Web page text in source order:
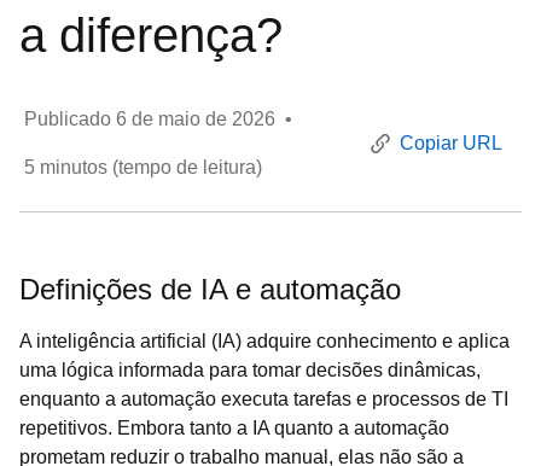
a diferença?
Publicado 6 de maio de 2026 •
5 minutos (tempo de leitura)
Copiar URL
Definições de IA ​​e automação
A inteligência artificial (IA) adquire conhecimento e aplica
uma lógica informada para tomar decisões dinâmicas,
enquanto a automação executa tarefas e processos de TI
repetitivos. Embora tanto a IA quanto a automação
prometam reduzir o trabalho manual, elas não são a